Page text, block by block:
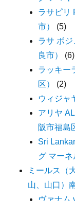
ラサピリ
市）
(5)
ラサ ボ
良市）
(6)
ラッキー
区）
(2)
ウィジャ
アリヤ
阪市福島
Sri
グ マーネ
ミールス（
山、山口）